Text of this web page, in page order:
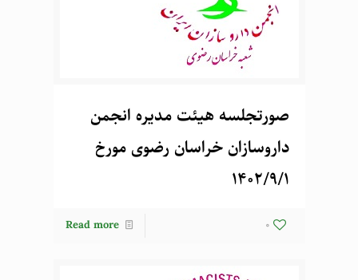
صورتجلسه هیئت مدیره انجمن
داروسازان خراسان رضوی مورخ
1402/9/1
0
Read more